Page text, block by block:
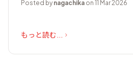
Posted by nagachika on 11 Mar 2026
もっと読む...